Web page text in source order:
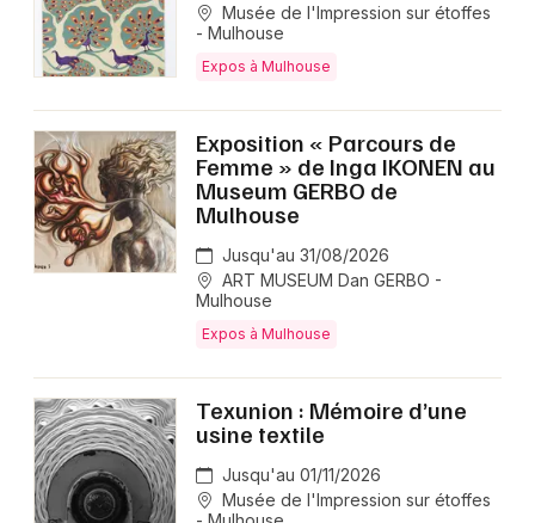
Musée de l'Impression sur étoffes
- Mulhouse
Expos à Mulhouse
Exposition « Parcours de
Femme » de Inga IKONEN au
Museum GERBO de
Mulhouse
Jusqu'au 31/08/2026
ART MUSEUM Dan GERBO -
Mulhouse
Expos à Mulhouse
Texunion : Mémoire d’une
usine textile
Jusqu'au 01/11/2026
Musée de l'Impression sur étoffes